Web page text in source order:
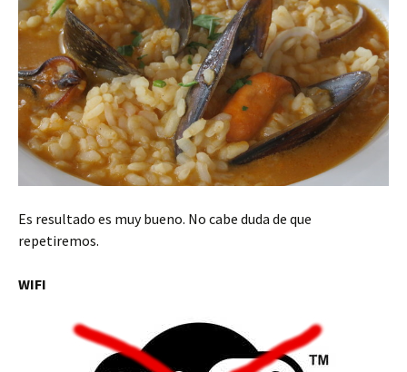
Es resultado es muy bueno. No cabe duda de que
repetiremos.
WIFI